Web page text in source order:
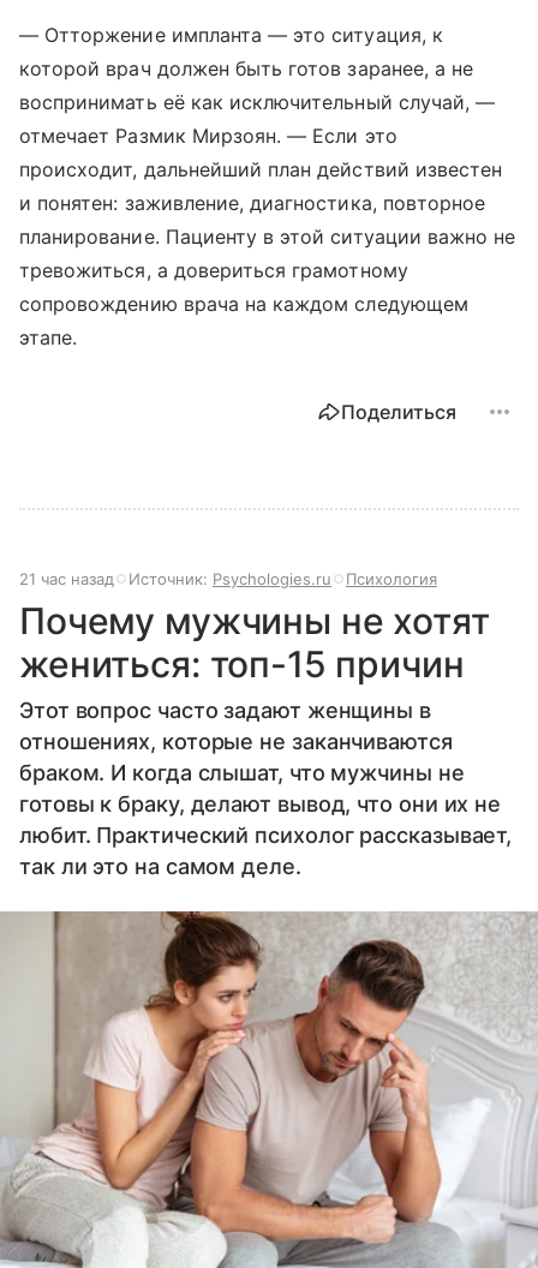
— Отторжение импланта — это ситуация, к
которой врач должен быть готов заранее, а не
воспринимать её как исключительный случай, —
отмечает Размик Мирзоян. — Если это
происходит, дальнейший план действий известен
и понятен: заживление, диагностика, повторное
планирование. Пациенту в этой ситуации важно не
тревожиться, а довериться грамотному
сопровождению врача на каждом следующем
этапе.
Поделиться
21 час назад Источник: Psychologies.ru Психология
Почему мужчины не хотят
жениться: топ-15 причин
Этот вопрос часто задают женщины в
отношениях, которые не заканчиваются
браком. И когда слышат, что мужчины не
готовы к браку, делают вывод, что они их не
любит. Практический психолог рассказывает,
так ли это на самом деле.